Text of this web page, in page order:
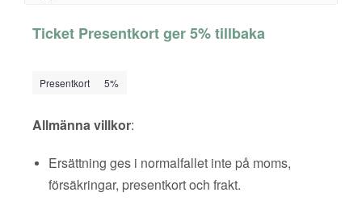
Ticket Presentkort ger 5% tillbaka
Presentkort 5%
Allmänna villkor:
Ersättning ges i normalfallet inte på moms,
försäkringar, presentkort och frakt.